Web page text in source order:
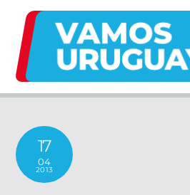
content
17
04
2013